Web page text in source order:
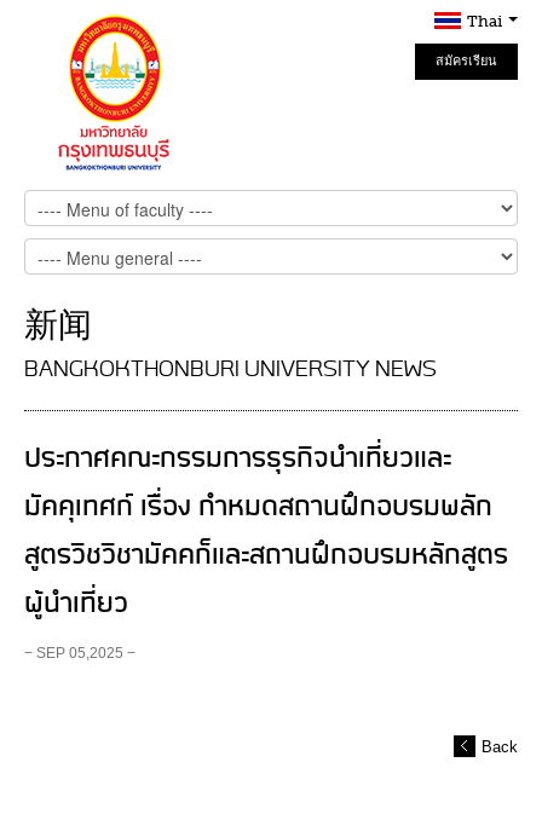
Thai
สมัครเรียน
Online
新闻
BANGKOKTHONBURI UNIVERSITY NEWS
ประกาศคณะกรรมการธุรกิจนำเที่ยวและ
มัคคุเทศก์ เรื่อง กำหมดสถานฝึกอบรมพลัก
สูตรวิชวิชามัคคก็และสถานฝึกอบรมหลักสูตร
ผู้นำเที่ยว
− SEP 05,2025 −
Back